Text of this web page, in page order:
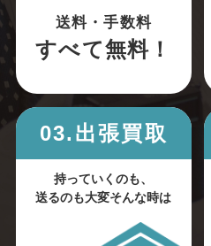
送料・手数料
すべて無料！
03.出張買取
持っていくのも、
送るのも大変そんな時は